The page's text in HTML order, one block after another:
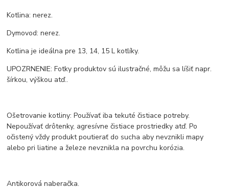
Kotlina: nerez.
Dymovod: nerez.
Kotlina je ideálna pre 13, 14, 15 L kotlíky.
UPOZRNENIE: Fotky produktov sú ilustračné, môžu sa líšiť napr.
šírkou, výškou atď..
Ošetrovanie kotliny: Používať iba tekuté čistiace potreby.
Nepoužívať drôtenky, agresívne čistiace prostriedky atď. Po
očistený vždy produkt poutierať do sucha aby nevznikli mapy
alebo pri liatine a železe nevznikla na povrchu korózia.
Antikorová naberačka.